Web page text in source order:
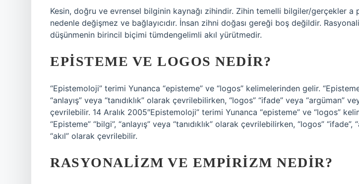
Kesin, doğru ve evrensel bilginin kaynağı zihindir. Zihin temelli bilgiler/gerçekler a
nedenle değişmez ve bağlayıcıdır. İnsan zihni doğası gereği boş değildir.
düşünmenin birincil biçimi tümdengelimli akıl yürütmedir.
EPISTEME VE LOGOS NEDIR?
“Epistemoloji” terimi Yunanca “episteme” ve “logos” kelimelerinden gelir.
“anlayış” veya “tanıdıklık” olarak çevrilebilirken, “logos” “ifade” veya “argüman”
çevrilebilir. 14 Aralık 2005″Epistemoloji” terimi Yunanca “episteme” ve “logos”
“Episteme” “bilgi”, “anlayış” veya “tanıdıklık” olarak çevrilebilirken, “logos” “ifade”,
“akıl” olarak çevrilebilir.
RASYONALIZM VE EMPIRIZM NEDIR?